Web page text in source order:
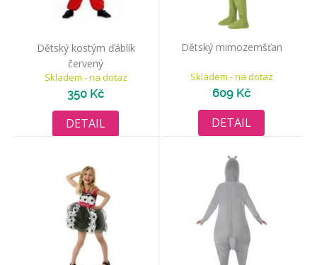
Dětský kostým ďáblík
červený
Skladem - na dotaz
350 Kč
DETAIL
Dětský mimozemšťan
Skladem - na dotaz
609 Kč
DETAIL